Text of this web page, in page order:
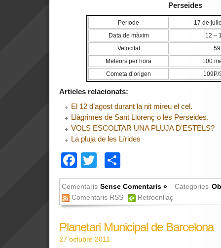
Perseides
Període
17 de
Data de màxim
12 –
Velocitat
Meteors per hora
100
Cometa d’origen
109P/
Articles relacionats:
El 12 d’agost durant la nit mireu el cel.
Llàgrimes de Sant Llorenç o les Perseides.
VOLS ESCOLTAR UNA PLUJA D’ESTELS?
La pluja de les Lírides
Facebook
Twitter
Comentaris Sense Comentaris » Categories
Comentaris RSS
Retroenllaç
Planetari Municipal de Barcelona
27 octubre 2011